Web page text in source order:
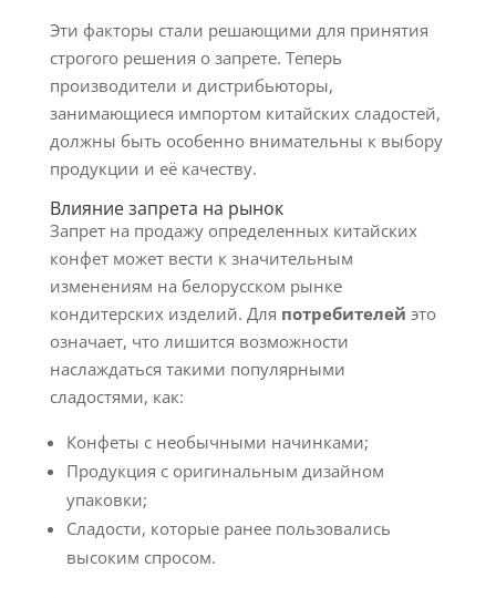
Эти факторы стали решающими для принятия
строгого решения о запрете. Теперь
производители и дистрибьюторы,
занимающиеся импортом китайских сладостей,
должны быть особенно внимательны к выбору
продукции и её качеству.
Влияние запрета на рынок
Запрет на продажу определенных китайских
конфет может вести к значительным
изменениям на белорусском рынке
кондитерских изделий. Для потребителей это
означает, что лишится возможности
наслаждаться такими популярными
сладостями, как:
Конфеты с необычными начинками;
Продукция с оригинальным дизайном
упаковки;
Сладости, которые ранее пользовались
высоким спросом.